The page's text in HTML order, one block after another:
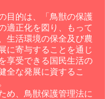
目的は、「鳥獣の保護
適正化を図り、もって
生活環境の保全及び農
に寄与することを通じ
享受できる国民生活の
全な発展に資するこ
め、鳥獣保護管理法に